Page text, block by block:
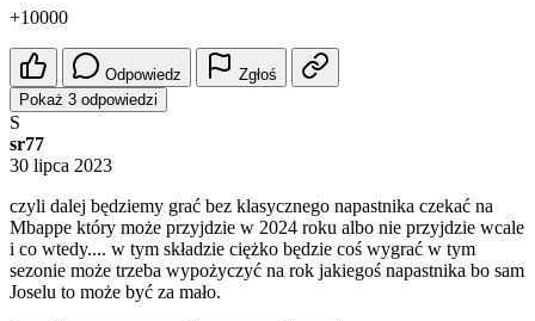
+10000
Odpowiedz
Zgłoś
Pokaż 3 odpowiedzi
S
sr77
30 lipca 2023
czyli dalej będziemy grać bez klasycznego napastnika czekać na
Mbappe który może przyjdzie w 2024 roku albo nie przyjdzie wcale
i co wtedy.... w tym składzie ciężko będzie coś wygrać w tym
sezonie może trzeba wypożyczyć na rok jakiegoś napastnika bo sam
Joselu to może być za mało.